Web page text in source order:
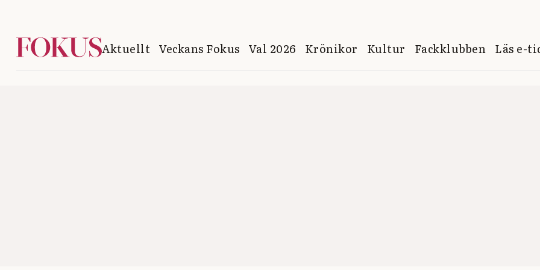
Aktuellt Veckans Fokus Val 2026 Krönikor Kultur Fackklubben Läs e-